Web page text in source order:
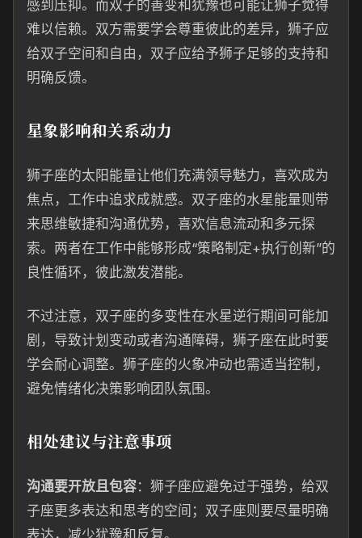
感到压抑。而双子的善变和犹豫也可能让狮子觉得
难以信赖。双方需要学会尊重彼此的差异，狮子应
给双子空间和自由，双子应给予狮子足够的支持和
明确反馈。
星象影响和关系动力
狮子座的太阳能量让他们充满领导魅力，喜欢成为
焦点，工作中追求成就感。双子座的水星能量则带
来思维敏捷和沟通优势，喜欢信息流动和多元探
索。两者在工作中能够形成“策略制定+执行创新”的
良性循环，彼此激发潜能。
不过注意，双子座的多变性在水星逆行期间可能加
剧，导致计划变动或者沟通障碍，狮子座在此时要
学会耐心调整。狮子座的火象冲动也需适当控制，
避免情绪化决策影响团队氛围。
相处建议与注意事项
沟通要开放且包容：狮子座应避免过于强势，给双
子座更多表达和思考的空间；双子座则要尽量明确
表达，减少犹豫和反复。